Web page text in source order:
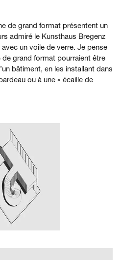
de grand format présentent un
admiré le Kunsthaus Bregenz
un voile de verre. Je pense
grand format pourraient être
bâtiment, en les installant dans
ou à une « écaille de